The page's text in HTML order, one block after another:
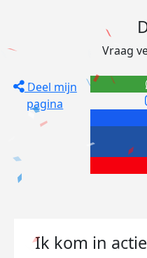
Deel mijn
pagina
Vraag
Ik kom in